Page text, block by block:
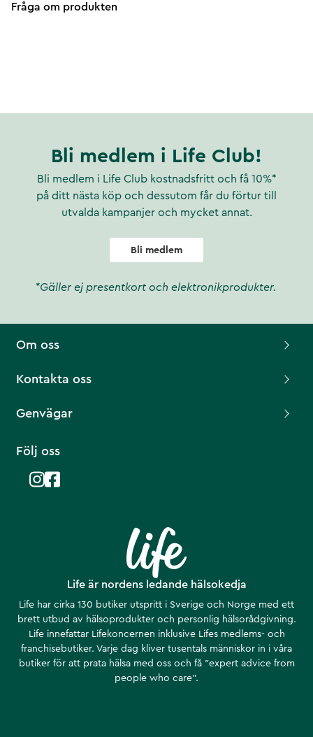
Fråga om produkten
Bli medlem i Life Club!
Bli medlem i Life Club kostnadsfritt och få 10%*
på ditt nästa köp och dessutom får du förtur till
utvalda kampanjer och mycket annat.
Bli medlem
*Gäller ej presentkort och elektronikprodukter.
Life är nordens ledande hälsokedja
Life har cirka 130 butiker utspritt i Sverige och Norge med ett
brett utbud av hälsoprodukter och personlig hälsorådgivning.
Life innefattar Lifekoncernen inklusive Lifes medlems- och
franchisebutiker. Varje dag kliver tusentals människor in i våra
butiker för att prata hälsa med oss och få ”expert advice from
people who care”.
Om oss
Kontakta oss
Genvägar
Följ oss